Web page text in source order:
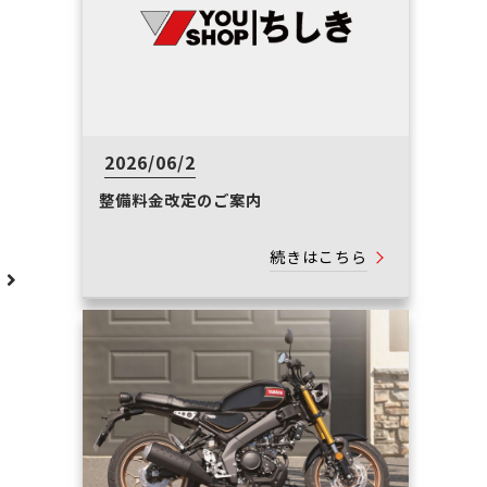
2026/06/2
整備料金改定のご案内
続きはこちら